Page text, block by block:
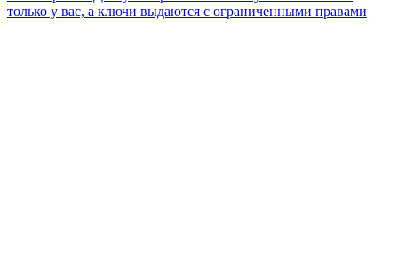
только у вас, а ключи выдаются с ограниченными правами